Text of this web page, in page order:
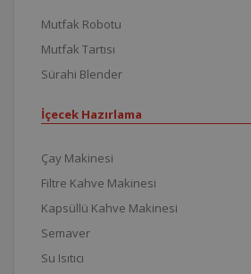
Mutfak Robotu
Mutfak Tartısı
Sürahi Blender
İçecek Hazırlama
Çay Makinesi
Filtre Kahve Makinesi
Kapsüllü Kahve Makinesi
Semaver
Su Isıtıcı